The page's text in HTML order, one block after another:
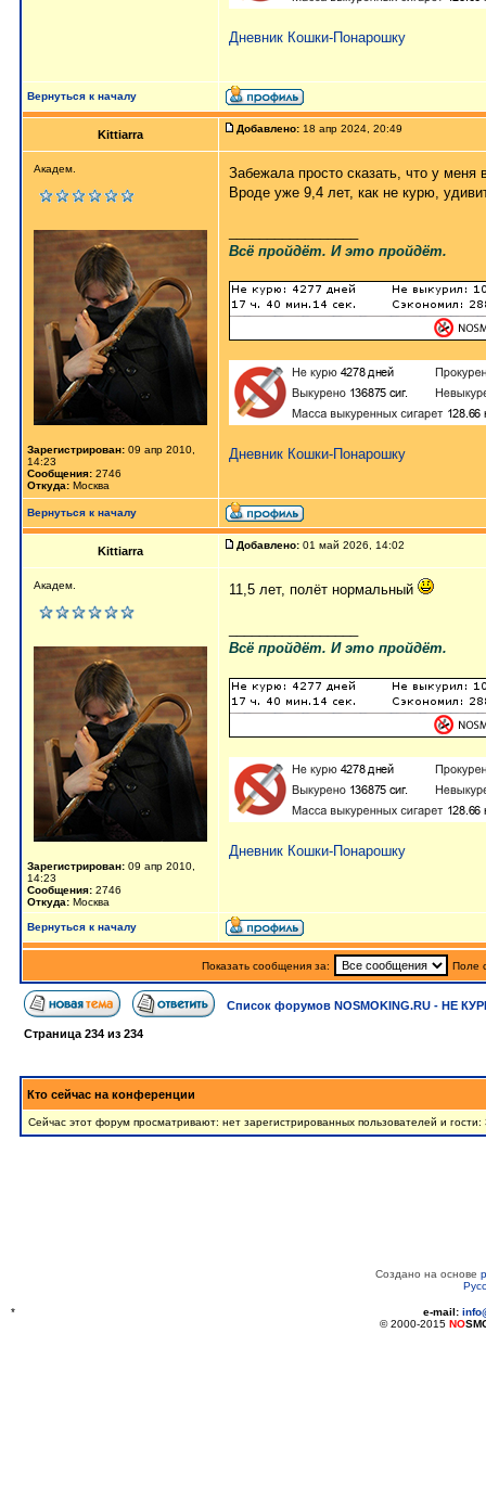
Дневник Кошки-Понарошку
Вернуться к началу
Kittiarra Добавлено: 18 апр 2024, 20:49
Академ.
Зарегистрирован: 09 апр 2010,
14:23
Сообщения: 2746
Откуда: Москва
Забежала просто сказать, что у меня
Вроде уже 9,4 лет, как не курю,
Всё пройдёт. И это пройдёт.
Дневник Кошки-Понарошку
Вернуться к началу
Kittiarra Добавлено: 01 май 2026, 14:02
Академ.
Зарегистрирован: 09 апр 2010,
14:23
Сообщения: 2746
Откуда: Москва
11,5 лет, полёт нормальный
Всё пройдёт. И это пройдёт.
Дневник Кошки-Понарошку
Вернуться к началу
Показать сообщения за: Поле
Список форумов NOSMOKING.RU - НЕ
Страница 234 из 234
Кто сейчас на конференции
Сейчас этот форум просматривают: нет зарегистрированных пользователей и гости:
Создано на основе
* e-mail:
© 2000-2015 NO